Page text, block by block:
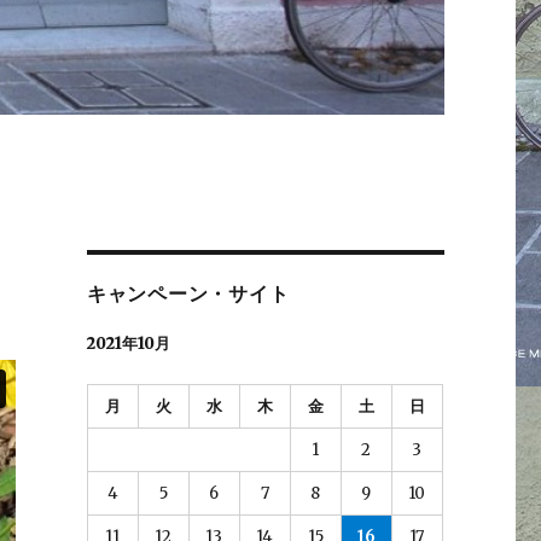
キャンペーン・サイト
2021年10月
月 火 水 木 金 土 日
1 2 3
4 5 6 7 8 9 10
11 12 13 14 15 16 17